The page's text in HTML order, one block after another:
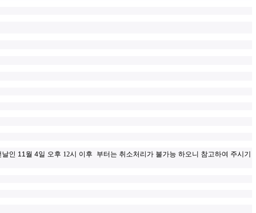
인 11월 4일 오후 12시 이후 부터는 취소처리가 불가능 하오니 참고하여 주시기